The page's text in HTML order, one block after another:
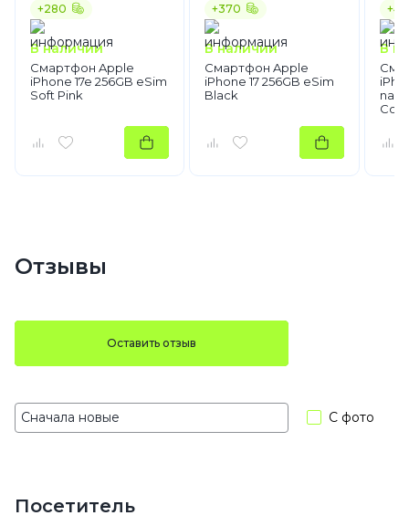
+280
В наличии
Смартфон Apple
iPhone 17e 256GB eSim
Soft Pink
+370
В наличии
Смартфон Apple
iPhone 17 256GB eSim
Black
В
Отзывы
Оставить отзыв
С фото
Посетитель